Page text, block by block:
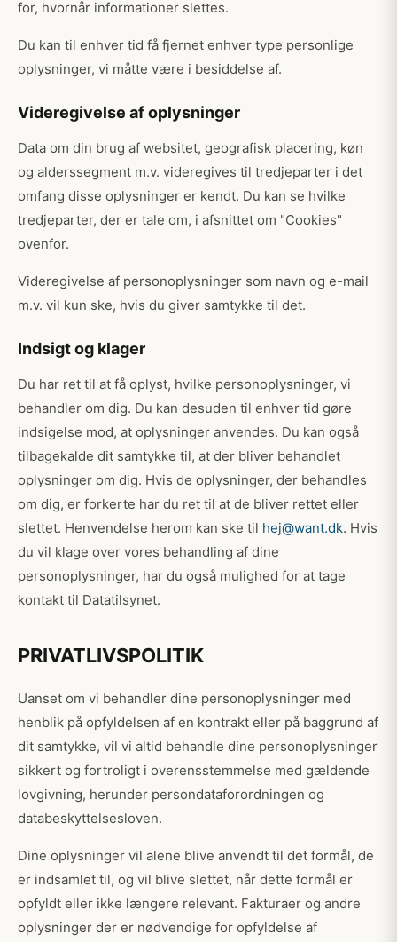
for, hvornår informationer slettes.
Du kan til enhver tid få fjernet enhver type personlige
oplysninger, vi måtte være i besiddelse af.
Videregivelse af oplysninger
Data om din brug af websitet, geografisk placering, køn
og alderssegment m.v. videregives til tredjeparter i det
omfang disse oplysninger er kendt. Du kan se hvilke
tredjeparter, der er tale om, i afsnittet om "Cookies"
ovenfor.
Videregivelse af personoplysninger som navn og e-mail
m.v. vil kun ske, hvis du giver samtykke til det.
Indsigt og klager
Du har ret til at få oplyst, hvilke personoplysninger, vi
behandler om dig. Du kan desuden til enhver tid gøre
indsigelse mod, at oplysninger anvendes. Du kan også
tilbagekalde dit samtykke til, at der bliver behandlet
oplysninger om dig. Hvis de oplysninger, der behandles
om dig, er forkerte har du ret til at de bliver rettet eller
slettet. Henvendelse herom kan ske til hej@want.dk. Hvis
du vil klage over vores behandling af dine
personoplysninger, har du også mulighed for at tage
kontakt til Datatilsynet.
PRIVATLIVSPOLITIK
Uanset om vi behandler dine personoplysninger med
henblik på opfyldelsen af en kontrakt eller på baggrund af
dit samtykke, vil vi altid behandle dine personoplysninger
sikkert og fortroligt i overensstemmelse med gældende
lovgivning, herunder persondataforordningen og
databeskyttelsesloven.
Dine oplysninger vil alene blive anvendt til det formål, de
er indsamlet til, og vil blive slettet, når dette formål er
opfyldt eller ikke længere relevant. Fakturaer og andre
oplysninger der er nødvendige for opfyldelse af